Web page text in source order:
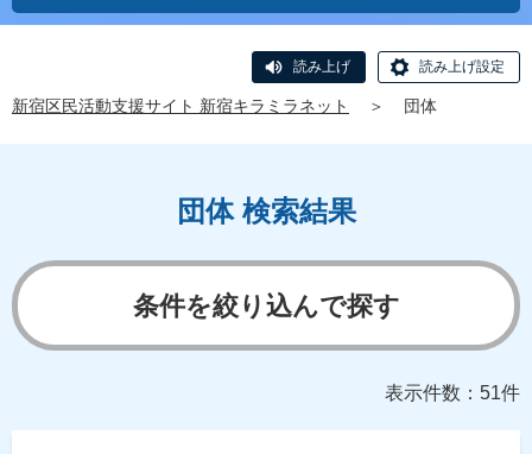
読み上げ 読み上げ設定
新宿区民活動支援サイト 新宿キラミラネット ＞ 団体
団体 検索結果
条件を絞り込んで探す
表示件数：51件